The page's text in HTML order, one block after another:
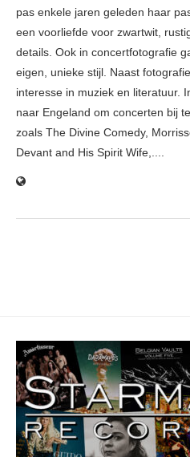
pas enkele jaren geleden haar
een voorliefde voor zwartwit,
details. Ook in concertfotografie
eigen, unieke stijl. Naast
interesse in muziek en literatuur.
naar Engeland om concerten bij
zoals The Divine Comedy,
Devant and His Spirit Wife,....